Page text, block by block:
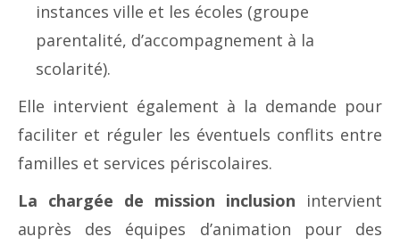
instances ville et les écoles (groupe
parentalité, d’accompagnement à la
scolarité).
Elle intervient également à la demande pour
faciliter et réguler les éventuels conflits entre
familles et services périscolaires.
La chargée de mission inclusion intervient
auprès des équipes d’animation pour des